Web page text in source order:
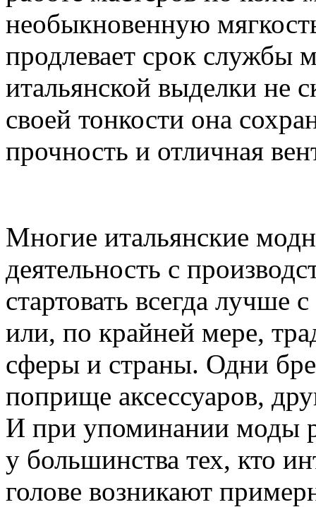
необыкновенную
продлевает срок службы
итальянской выделки не
своей тонкости она
прочность и отличная
Многие итальянские
деятельность с
стартовать всегда лучше
или, по крайней мере,
сферы и страны. Одни
поприще аксессуаров,
И при упоминании моды
у большинства тех, кто
голове возникают